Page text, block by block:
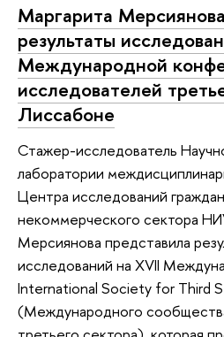
Маргарита
результаты
Международной
исследователей
Лиссабоне
Стажер-исследователь
лаборатории
Центра исследований
некоммерческого сектора
Мерсиянова представила
исследований на XVII
International Society for Third
(Международного